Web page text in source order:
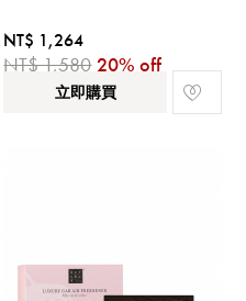
NT$ 1,264
NT$ 1,580 20% off
立即購買